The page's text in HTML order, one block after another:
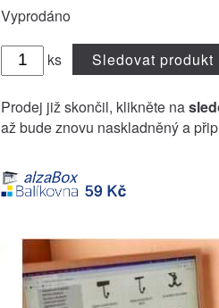
Vyprodáno
ks Sledovat produkt
Prodej již skončil, klikněte na
až bude znovu naskladněný a